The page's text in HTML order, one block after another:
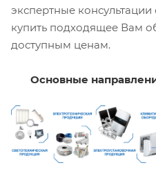
экспертные
купить подходящее Вам
доступным ценам.
Основные